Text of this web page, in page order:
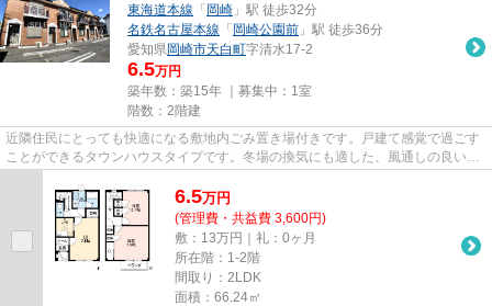
東海道本線 「 岡崎 」駅 徒歩32分
名鉄名古屋本線 「 岡崎公園前 」駅 徒歩36分
愛知県岡崎市天白町字清水17-2
6.5万円
築年数：築15年 ｜募集中： 1室
階数：2階建
近隣住民にとっても快適になる敷地内ごみ置き場付きです。戸建て感覚で過ごす
ことができるタウンハウスタイプです。冬場の換気にも適した、風通しの良い湿
6.5万円
(管理費・共益費 3,600円)
敷：13万円｜礼：0ヶ月
所在階：1-2階
間取り：2LDK
面積：66.24㎡